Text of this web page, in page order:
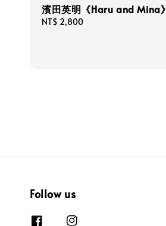
濱田英明《Haru and Mina》
Regular
NT$ 2,800
Follow us